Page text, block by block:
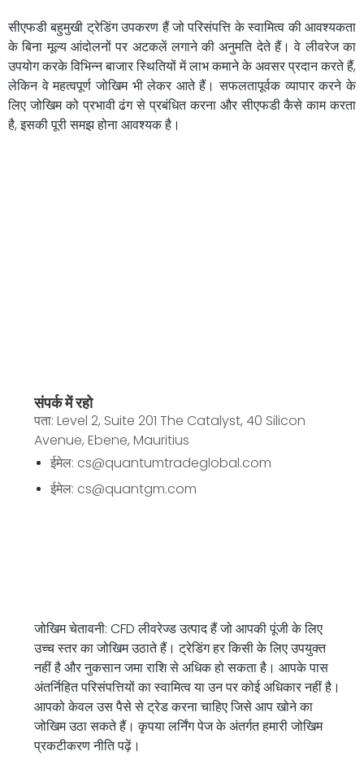
सीएफडी बहुमुखी ट्रेडिंग उपकरण हैं जो परिसंपत्ति के स्वामित्व की आवश्यकता
के बिना मूल्य आंदोलनों पर अटकलें लगाने की अनुमति देते हैं। वे लीवरेज का
उपयोग करके विभिन्न बाजार स्थितियों में लाभ कमाने के अवसर प्रदान करते हैं,
लेकिन वे महत्वपूर्ण जोखिम भी लेकर आते हैं। सफलतापूर्वक व्यापार करने के
लिए जोखिम को प्रभावी ढंग से प्रबंधित करना और सीएफडी कैसे काम करता
है, इसकी पूरी समझ होना आवश्यक है।
संपर्क में रहो
पता: Level 2, Suite 201 The Catalyst, 40 Silicon
Avenue, Ebene, Mauritius
ईमेल: cs@quantumtradeglobal.com
ईमेल: cs@quantgm.com
जोखिम चेतावनी: CFD लीवरेज्ड उत्पाद हैं जो आपकी पूंजी के लिए
उच्च स्तर का जोखिम उठाते हैं। ट्रेडिंग हर किसी के लिए उपयुक्त
नहीं है और नुकसान जमा राशि से अधिक हो सकता है। आपके पास
अंतर्निहित परिसंपत्तियों का स्वामित्व या उन पर कोई अधिकार नहीं है।
आपको केवल उस पैसे से ट्रेड करना चाहिए जिसे आप खोने का
जोखिम उठा सकते हैं। कृपया लर्निंग पेज के अंतर्गत हमारी जोखिम
प्रकटीकरण नीति पढ़ें।